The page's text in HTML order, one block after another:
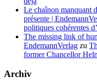
Le chaînon manquant
présente |
politiques cohérentes
The missing link of
EndemannVerlag zu
former Chancellor
Archiv